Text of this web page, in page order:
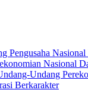
Pengusaha
Nasional
Undang
Berkarakter